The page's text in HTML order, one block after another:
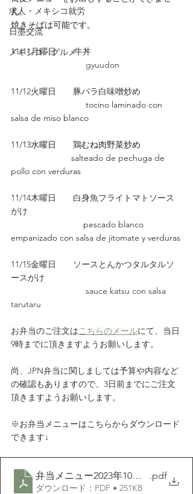
求人・メキシコ就労
日墨交流
メキシコ・グルメ
ん。
焼きそばは可能です。
11/11月曜日　    牛丼
gyuudon
11/12火曜日　　豚バラ白味噌炒め
tocino laminado con
salsa de miso blanco
11/13水曜日　　鶏むね肉野菜炒め
salteado de pechuga de
pollo con verduras
11/14木曜日　　白身魚フライトマトソース
がけ
empanizado con salsa de jitomate y verduras
11/15金曜日　　ソースとんかつタルタルソ
ースがけ
sauce katsu con salsa
tarutaru
お弁当のご注文はこちらのメールにて、当日
9時までに頂きますようお願いします。
尚、JPN弁当に関しましては予算や内容など
の確認もありますので、3日前までにご注文
頂きますようお願いします。
※お弁当メニューはこちらからダウンロード
できます↓
弁当メニュー2023年10月1日改訂版
.pdf
ダウンロード：PDF • 251KB